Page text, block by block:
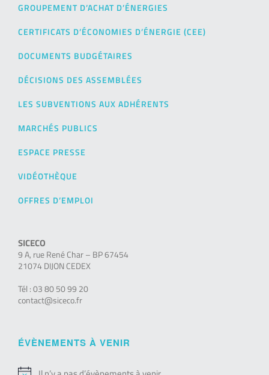
GROUPEMENT D’ACHAT D’ÉNERGIES
CERTIFICATS D’ÉCONOMIES D’ÉNERGIE (CEE)
DOCUMENTS BUDGÉTAIRES
DÉCISIONS DES ASSEMBLÉES
LES SUBVENTIONS AUX ADHÉRENTS
MARCHÉS PUBLICS
ESPACE PRESSE
VIDÉOTHÈQUE
OFFRES D’EMPLOI
SICECO
9 A, rue René Char – BP 67454
21074 DIJON CEDEX
Tél : 03 80 50 99 20
contact@siceco.fr
ÉVÈNEMENTS À VENIR